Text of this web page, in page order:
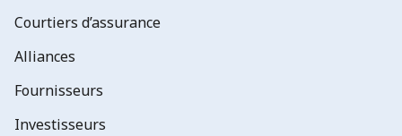
Courtiers d’assurance
Alliances
Fournisseurs
Investisseurs